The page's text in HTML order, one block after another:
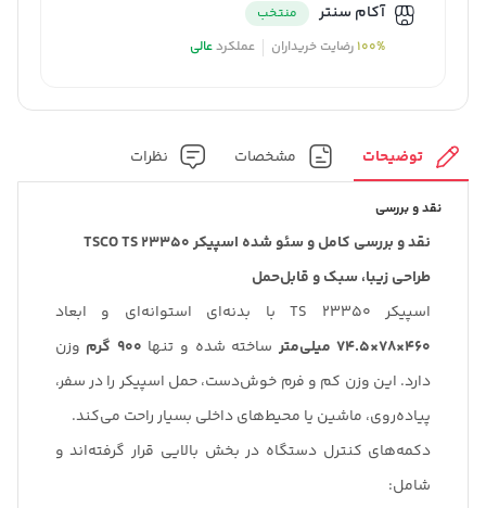
آکام سنتر
منتخب
100%رضایت خریداران عملکردعالی
توضیحات مشخصات نظرات
نقد و بررسی
نقد و بررسی کامل و سئو شده اسپیکر TSCO TS 23350
طراحی زیبا، سبک و قابل‌حمل
اسپیکر TS 23350 با بدنه‌ای استوانه‌ای و ابعاد
460×78×74.5 میلی‌متر
ساخته شده و تنها 900 گرم
وزن
دارد. این وزن کم و فرم خوش‌دست، حمل اسپیکر را در سفر،
پیاده‌روی، ماشین یا محیط‌های داخلی بسیار راحت می‌کند.
دکمه‌های کنترل دستگاه در بخش بالایی قرار گرفته‌اند و
شامل: